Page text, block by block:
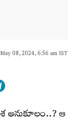
May 08, 2024, 6:56 am IST